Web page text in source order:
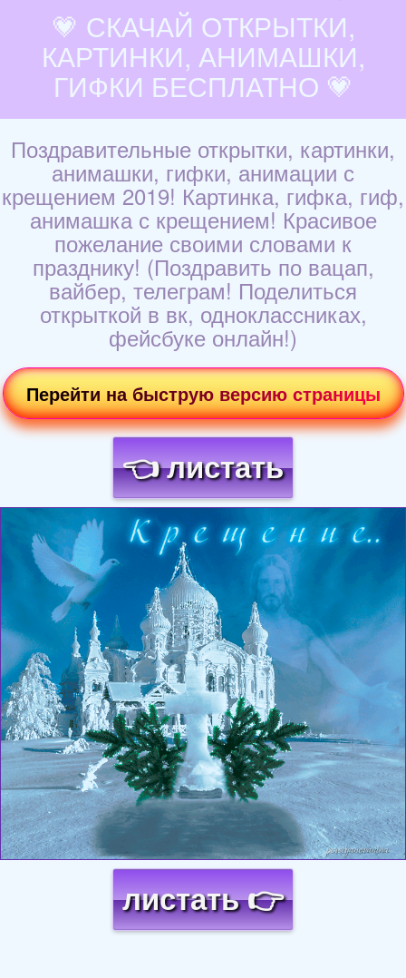
💗 СКАЧАЙ ОТКРЫТКИ,
КАРТИНКИ, АНИМАШКИ,
ГИФКИ БЕСПЛАТНО 💗
Поздравительные открытки, картинки,
анимашки, гифки, анимации с
крещением 2019! Картинка, гифка, гиф,
анимашка с крещением! Красивое
пожелание своими словами к
празднику! (Поздравить по вацап,
вайбер, телеграм! Поделиться
открыткой в вк, одноклассниках,
фейсбуке онлайн!)
Перейти на быструю версию страницы
👈 листать
Загрузка картинки...
листать 👉